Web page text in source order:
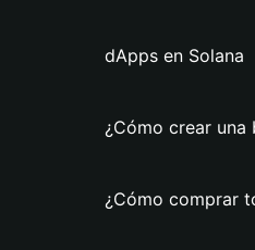
dApps en Solana
¿Cómo crear
¿Cómo comprar